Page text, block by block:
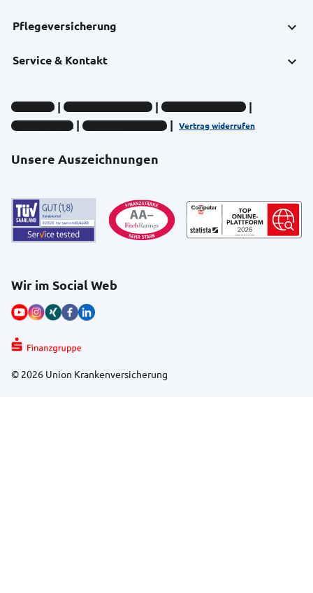
Pflegeversicherung
Service & Kontakt
Unsere Auszeichnungen
Impressum Datenschutz-Hinweise
Compliance-Hinweise
Barrierefreiheit
Cookie-Einstellungen Vertrag widerrufen
Wir im Social Web